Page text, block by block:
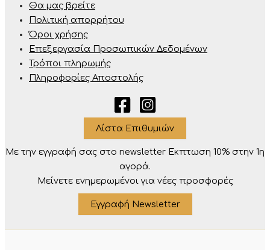
Θα μας βρείτε
Πολιτική απορρήτου
Όροι χρήσης
Επεξεργασία Προσωπικών Δεδομένων
Τρόποι πληρωμής
Πληροφορίες Αποστολής
Λίστα Επιθυμιών
Με την εγγραφή σας στο newsletter Eκπτωση 10% στην 1η
αγορά.
Μείνετε ενημερωμένοι για νέες προσφορές
Εγγραφή Newsletter